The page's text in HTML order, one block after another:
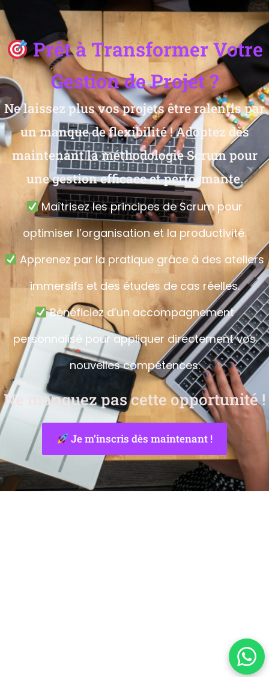
Prêt à Transformer Votre
Gestion de Projet ?
Ne laissez plus vos projets être ralentis par
un manque de flexibilité ! Adoptez dès
maintenant la méthodologie Scrum pour
une gestion efficace et performante.
Maîtrisez les principes de Scrum pour
optimiser l’organisation et la productivité.
Apprenez par la pratique grâce à des ateliers
immersifs et des études de cas réelles.
Bénéficiez d’un accompagnement
personnalisé pour appliquer directement vos
nouvelles compétences.
Ne manquez pas cette opportunité !
Je m’inscris dès maintenant !